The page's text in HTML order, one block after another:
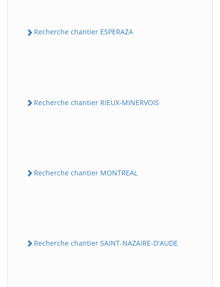
Recherche chantier ESPERAZA
Recherche chantier RIEUX-MINERVOIS
Recherche chantier MONTREAL
Recherche chantier SAINT-NAZAIRE-D'AUDE